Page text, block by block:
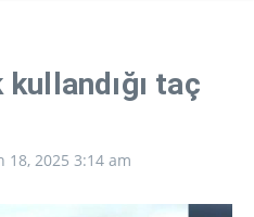
taç
18, 2025 3:14 am